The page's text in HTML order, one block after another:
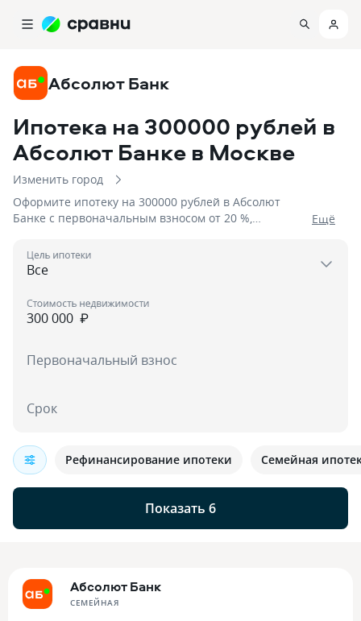
Абсолют Банк
Ипотека на 300000 рублей в
Абсолют Банке в Москве
Изменить город
Оформите ипотеку на 300000 рублей в Абсолют
Банке с первоначальным взносом от 20 %,
Eщё
Цель ипотеки
₽
Стоимость недвижимости
Первоначальный взнос
Срок
Показать 6
Рефинансирование ипотеки Семейная
Абсолют Банк
СЕМЕЙНАЯ